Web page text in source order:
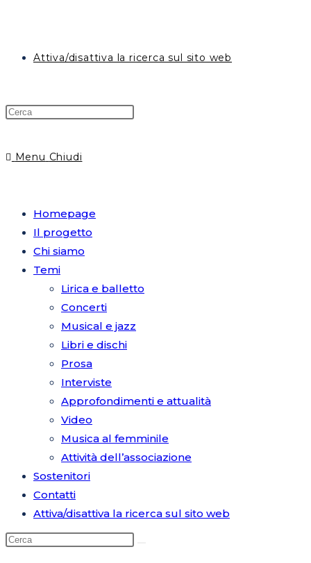
Attiva/disattiva la ricerca sul sito web
Menu Chiudi
Homepage
Il progetto
Chi siamo
Temi
Lirica e balletto
Concerti
Musical e jazz
Libri e dischi
Prosa
Interviste
Approfondimenti e attualità
Video
Musica al femminile
Attività dell’associazione
Sostenitori
Contatti
Attiva/disattiva la ricerca sul sito web